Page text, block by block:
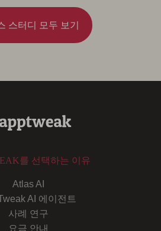
스터디 모두 보기
를 선택하는 이유
Atlas AI
AI 에이전트
사례 연구
요금 안내